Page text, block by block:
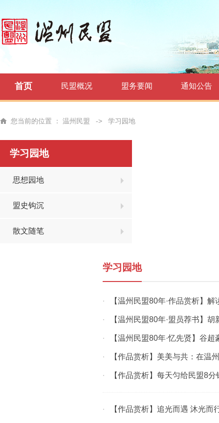
首页 民盟概况 盟务要闻 通知公告
您当前的位置 ： 温州民盟 -> 学习园地
学习园地
思想园地
盟史钩沉
散文随笔
学习园地
· 【温州民盟80年·作品赏析】
· 【温州民盟80年·盟员荐书】
· 【温州民盟80年·忆先贤】谷
· 【作品赏析】美美与共：在温
· 【作品赏析】每天匀给民盟8分
· 【作品赏析】追光而遇 沐光